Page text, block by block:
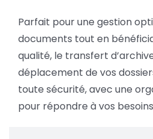
Parfait pour une gestion
documents tout en
qualité, le transfert
déplacement de vos
toute sécurité, avec une
pour répondre à vos